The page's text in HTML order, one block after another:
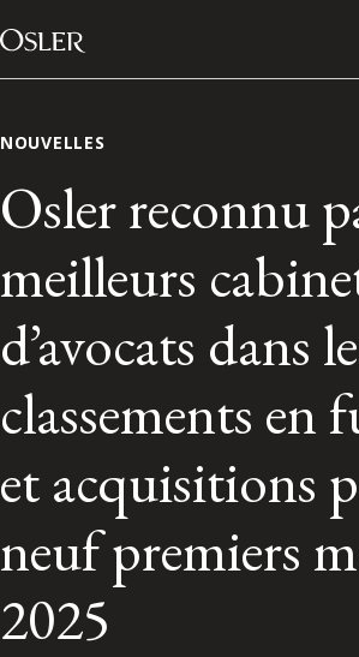
Passer au contenu
Main Navigation
Contactez-nous
ENGLISH
S’abonner aux articles Osler
NOUVELLES
Osler reconnu
meilleurs
d’avocats dans
classements en
et acquisitions
neuf premiers
2025